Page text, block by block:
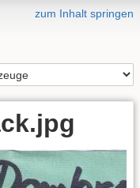
zum Inhalt springen